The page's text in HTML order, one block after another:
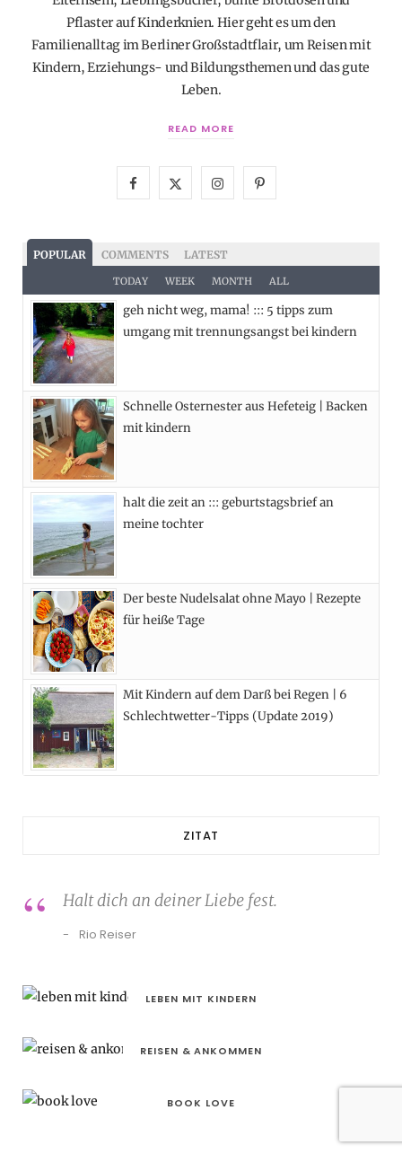
Pflaster auf Kinderknien. Hier geht es um den
Familienalltag im Berliner Großstadtflair, um Reisen mit
Kindern, Erziehungs- und Bildungsthemen und das gute
Leben.
READ MORE
c
e
b
k
T
w
i
e
I
s
t
a
a
P
e
s
POPULAR COMMENTS LATEST
TODAY WEEK MONTH ALL
geh nicht weg, mama! ::: 5 tipps zum
umgang mit trennungsangst bei kindern
Schnelle Osternester aus Hefeteig | Backen
mit kindern
halt die zeit an ::: geburtstagsbrief an
meine tochter
Der beste Nudelsalat ohne Mayo | Rezepte
für heiße Tage
Mit Kindern auf dem Darß bei Regen | 6
Schlechtwetter-Tipps (Update 2019)
ZITAT
Halt dich an deiner Liebe fest.
Rio Reiser
LEBEN MIT KINDERN
REISEN & ANKOMMEN
BOOK LOVE